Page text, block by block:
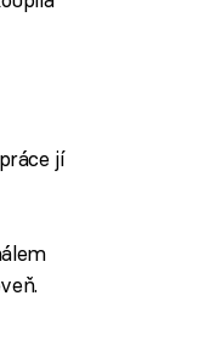
jí